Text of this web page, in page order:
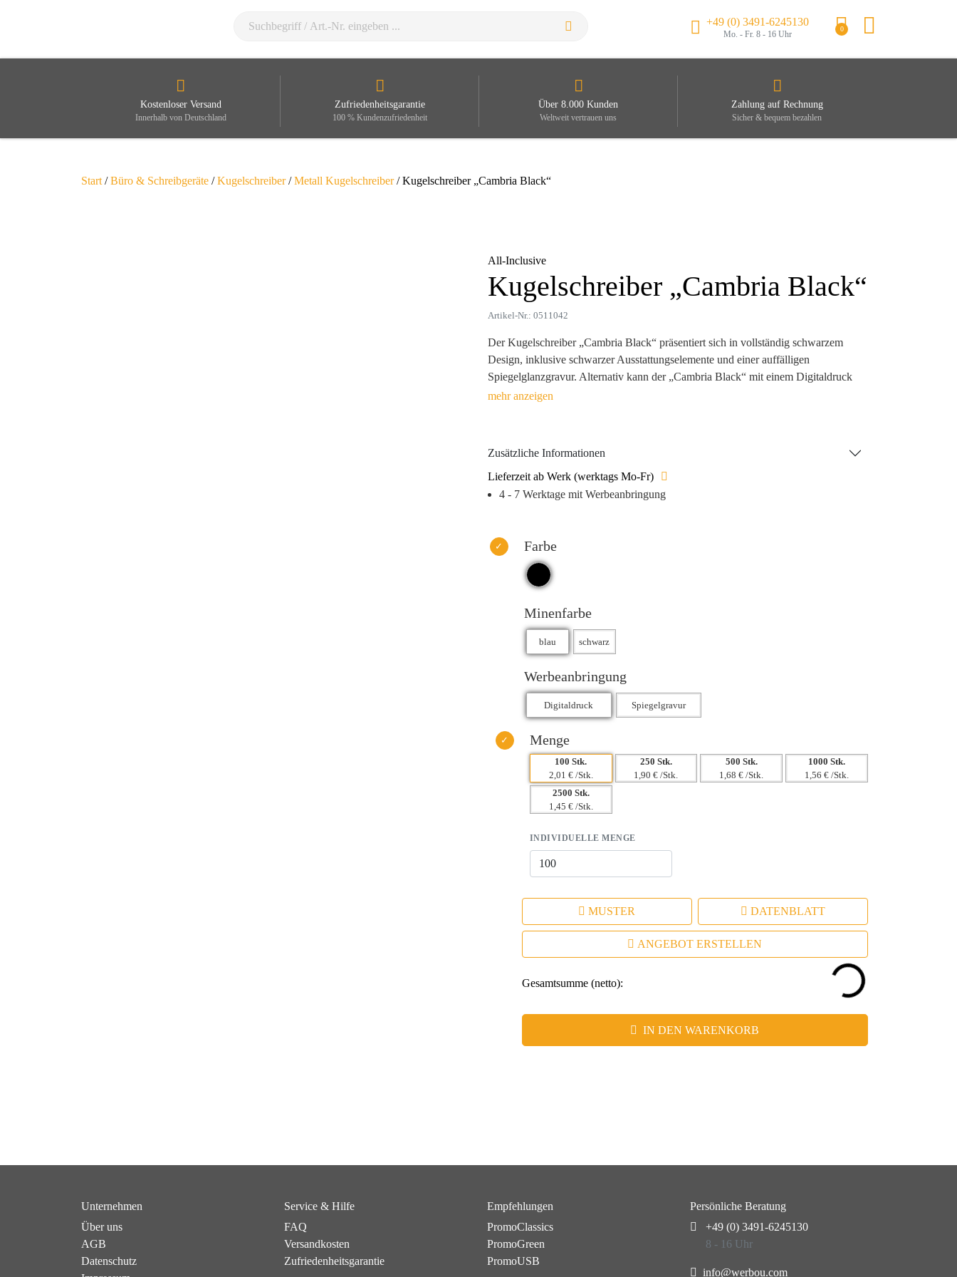
+49 (0) 3491-6245130
Mo. - Fr. 8 - 16 Uhr
0
Kostenloser Versand
Innerhalb von Deutschland
Zufriedenheitsgarantie
100 % Kundenzufriedenheit
Über 8.000 Kunden
Weltweit vertrauen uns
Zahlung auf Rechnung
Sicher & bequem bezahlen
Start /Büro & Schreibgeräte /Kugelschreiber/Metall Kugelschreiber/ Kugelschreiber „Cambria Black“
All-Inclusive
Kugelschreiber „Cambria Black“
Artikel-Nr.: 0511042
Der Kugelschreiber „Cambria Black“ präsentiert sich in vollständig schwarzem
Design, inklusive schwarzer Ausstattungselemente und einer auffälligen
Spiegelglanzgravur. Alternativ kann der „Cambria Black“ mit einem Digitaldruck
verziert werden. Die dokumentenechte Premium-Großraummine mit hochwertiger
Zusätzliche Informationen
Lieferzeit ab Werk (werktags Mo-Fr)
4 - 7 Werktage mit Werbeanbringung
Farbe
Minenfarbe
Werbeanbringung
Menge
100 Stk.
2,01 € /Stk.
250 Stk.
1,90 € /Stk.
500 Stk.
1,68 € /Stk.
1000 Stk.
1,56 € /Stk.
2500 Stk.
1,45 € /Stk.
INDIVIDUELLE MENGE
MUSTER DATENBLATT
ANGEBOT ERSTELLEN
Gesamtsumme (netto):
IN DEN WARENKORB
Unternehmen
Über uns
AGB
Datenschutz
Service & Hilfe
FAQ
Versandkosten
Zufriedenheitsgarantie
Empfehlungen
PromoClassics
PromoGreen
PromoUSB
Persönliche Beratung
+49 (0) 3491-6245130
8 - 16 Uhr
info@werbou.com